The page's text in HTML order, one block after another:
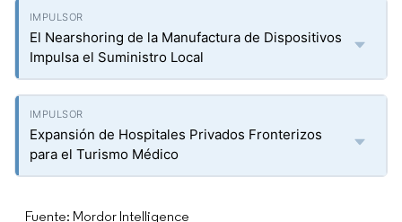
El Nearshoring de la Manufactura de Dispositivos
Impulsa el Suministro Local
Expansión de Hospitales Privados Fronterizos
para el Turismo Médico
Fuente: Mordor Intelligence